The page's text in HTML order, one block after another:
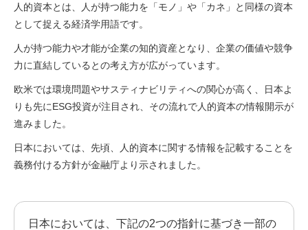
人的資本とは、人が持つ能力を「モノ」や「カネ」と同様の資本
として捉える経済学用語です。
人が持つ能力や才能が企業の知的資産となり、企業の価値や競争
力に直結しているとの考え方が広がっています。
欧米では環境問題やサスティナビリティへの関心が高く、日本よ
りも先にESG投資が注目され、その流れで人的資本の情報開示が
進みました。
日本においては、先頃、人的資本に関する情報を記載することを
義務付ける方針が金融庁より示されました。
日本においては、下記の2つの指針に基づき一部の